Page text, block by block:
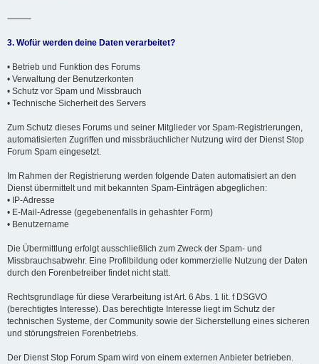
⸻
3. Wofür werden deine Daten verarbeitet?
• Betrieb und Funktion des Forums
• Verwaltung der Benutzerkonten
• Schutz vor Spam und Missbrauch
• Technische Sicherheit des Servers
Zum Schutz dieses Forums und seiner Mitglieder vor Spam-Registrierungen,
automatisierten Zugriffen und missbräuchlicher Nutzung wird der Dienst Stop
Forum Spam eingesetzt.
Im Rahmen der Registrierung werden folgende Daten automatisiert an den
Dienst übermittelt und mit bekannten Spam-Einträgen abgeglichen:
• IP-Adresse
• E-Mail-Adresse (gegebenenfalls in gehashter Form)
• Benutzername
Die Übermittlung erfolgt ausschließlich zum Zweck der Spam- und
Missbrauchsabwehr. Eine Profilbildung oder kommerzielle Nutzung der Daten
durch den Forenbetreiber findet nicht statt.
Rechtsgrundlage für diese Verarbeitung ist Art. 6 Abs. 1 lit. f DSGVO
(berechtigtes Interesse). Das berechtigte Interesse liegt im Schutz der
technischen Systeme, der Community sowie der Sicherstellung eines sicheren
und störungsfreien Forenbetriebs.
Der Dienst Stop Forum Spam wird von einem externen Anbieter betrieben.